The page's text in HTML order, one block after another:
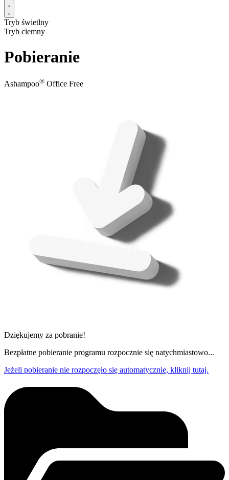
Tryb świetlny
Tryb ciemny
Pobieranie
Ashampoo® Office Free
Dziękujemy za pobranie!
Bezpłatne pobieranie programu rozpocznie się natychmiastowo...
Jeżeli pobieranie nie rozpoczęło się automatycznie, kliknij tutaj.